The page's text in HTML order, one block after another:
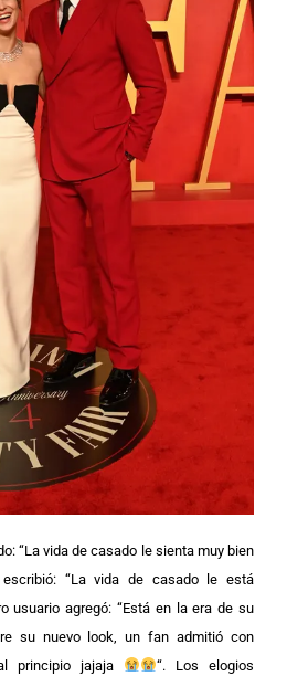
“La vida de casado le sienta muy bien
“La vida de casado le está
usuario agregó: “Está en la era de su
su nuevo look, un fan admitió con
principio jajaja
“. Los elogios